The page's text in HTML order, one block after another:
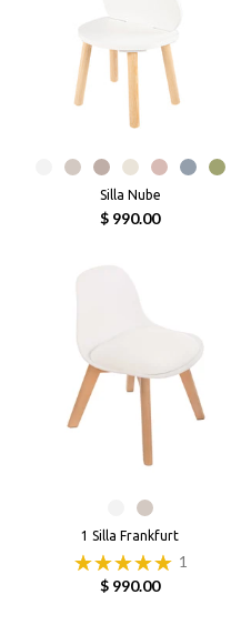
Silla Nube
$ 990.00
1 Silla Frankfurt
1
$ 990.00